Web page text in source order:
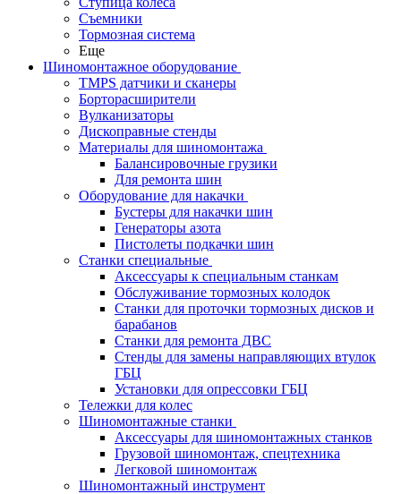
Съемники
Тормозная система
Еще
Шиномонтажное оборудование
TMPS датчики и сканеры
Борторасширители
Вулканизаторы
Дископравные стенды
Материалы для шиномонтажа
Балансировочные грузики
Для ремонта шин
Оборудование для накачки
Бустеры для накачки шин
Генераторы азота
Пистолеты подкачки шин
Станки специальные
Аксессуары к специальным станкам
Обслуживание тормозных колодок
Станки для проточки тормозных дисков и
барабанов
Станки для ремонта ДВС
Стенды для замены направляющих втулок
ГБЦ
Установки для опрессовки ГБЦ
Тележки для колес
Шиномонтажные станки
Аксессуары для шиномонтажных станков
Грузовой шиномонтаж, спецтехника
Легковой шиномонтаж
Шиномонтажный инструмент